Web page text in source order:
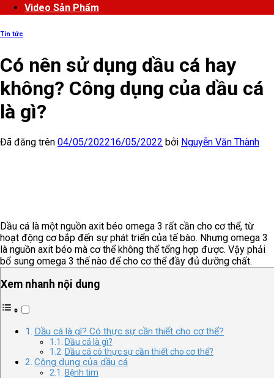
Video Sản Phẩm
Tin tức
Có nên sử dụng dầu cá hay
không? Công dụng của dầu cá
là gì?
Đã đăng trên 04/05/202216/05/2022 bởi Nguyễn Văn Thành
Dầu cá là một nguồn axit béo omega 3 rất cần cho cơ thể, từ
hoạt động cơ bắp đến sự phát triển của tế bào. Nhưng omega 3
là nguồn axit béo mà cơ thể không thể tổng hợp được. Vậy phải
bổ sung omega 3 thế nào để cho cơ thể đầy đủ dưỡng chất.
Xem nhanh nội dung
Dầu cá là gì? Có thực sự cần thiết cho cơ thể?
Dầu cá là gì?
Dầu cá có thực sự cần thiết cho cơ thể?
Công dụng của dầu cá
Bệnh tim